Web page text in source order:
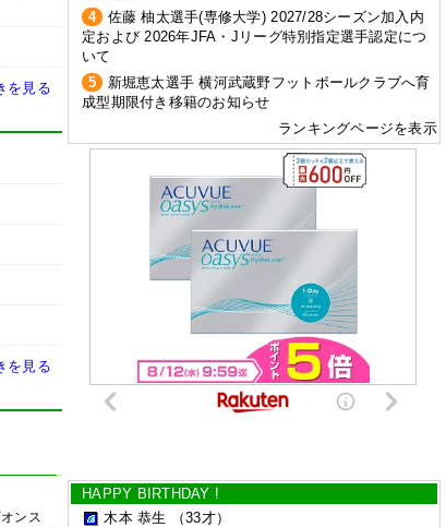
を見る
を見る
ンス
4
佐藤 柚太選手(専修大学) 2027/28シーズン加入内
定および 2026年JFA・Jリーグ特別指定選手認定につ
いて
5
新堀恵太選手 横河武蔵野フットボールクラブへ育
成型期限付き移籍のお知らせ
ランキングページを表示
HAPPY BIRTHDAY !
木本 恭生
（33才）